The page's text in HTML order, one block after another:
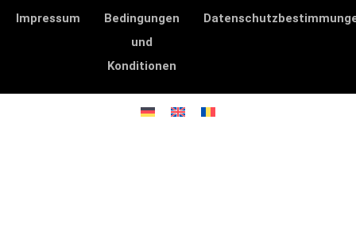
Impressum
Bedingungen
und
Konditionen